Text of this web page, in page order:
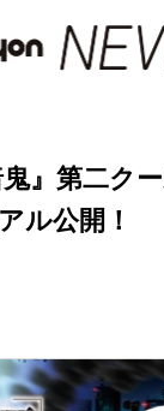
』第二ク
ル公開！